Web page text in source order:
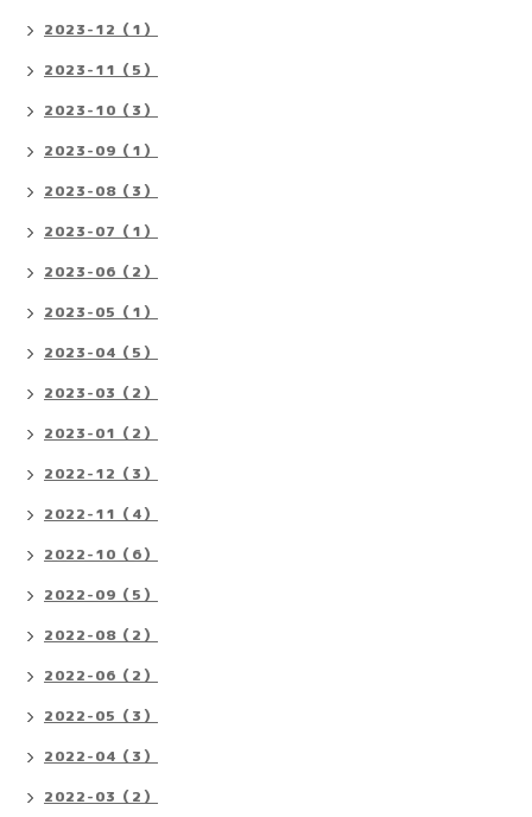
2023-12（1）
2023-11（5）
2023-10（3）
2023-09（1）
2023-08（3）
2023-07（1）
2023-06（2）
2023-05（1）
2023-04（5）
2023-03（2）
2023-01（2）
2022-12（3）
2022-11（4）
2022-10（6）
2022-09（5）
2022-08（2）
2022-06（2）
2022-05（3）
2022-04（3）
2022-03（2）